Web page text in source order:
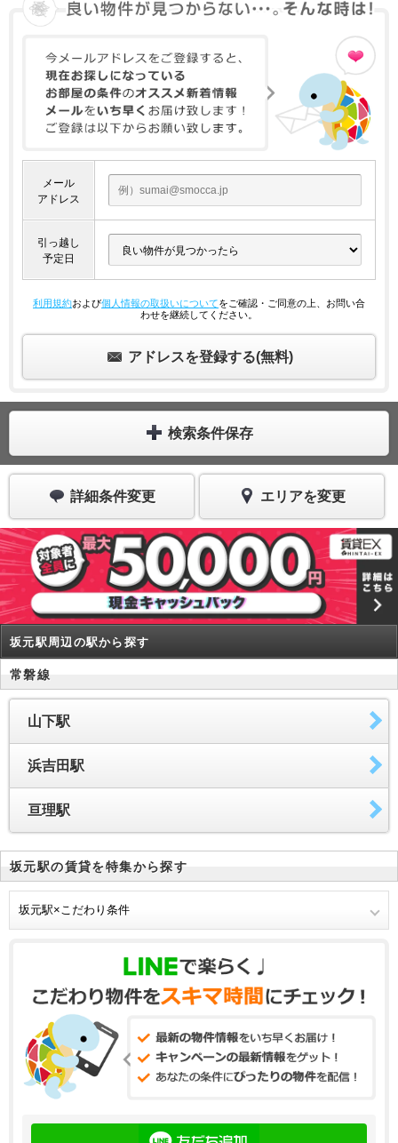
メール
アドレス
引っ越し
予定日
利用規約および個人情報の取扱いについてをご確認・ご同意の上、お問い合
わせを継続してください。
アドレスを登録する(無料)
検索条件保存
詳細条件変更 エリアを変更
坂元駅周辺の駅から探す
常磐線
山下駅
浜吉田駅
亘理駅
坂元駅の賃貸を特集から探す
坂元駅×こだわり条件